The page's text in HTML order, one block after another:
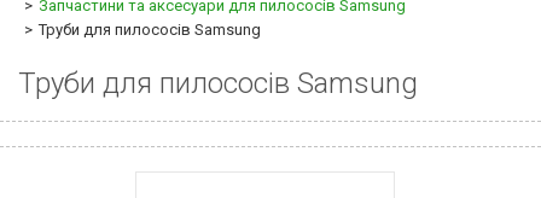
Запчастини та аксесуари для пилососів Samsung
Труби для пилососів Samsung
Труби для пилососів Samsung